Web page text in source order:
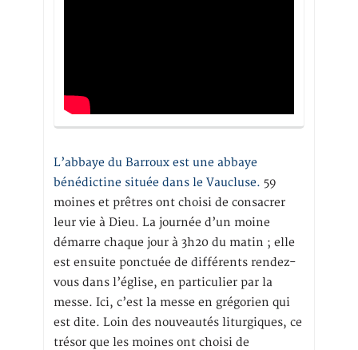
L’abbaye du Barroux est une abbaye
bénédictine située dans le Vaucluse. 59
moines et prêtres ont choisi de consacrer
leur vie à Dieu. La journée d’un moine
démarre chaque jour à 3h20 du matin ; elle
est ensuite ponctuée de différents rendez-
vous dans l’église, en particulier par la
messe. Ici, c’est la messe en grégorien qui
est dite. Loin des nouveautés liturgiques, ce
trésor que les moines ont choisi de